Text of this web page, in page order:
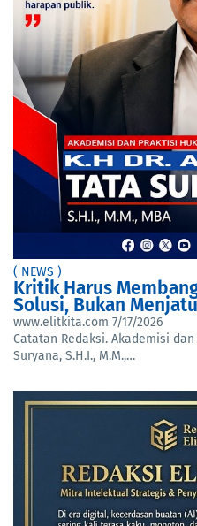
( NEWS )
Kritik Harus
Solusi, Bukan
www.elitkita.com 7/17/2026
Catatan Redaksi. Akademisi
Suryana, S.H.I., M.M.,…